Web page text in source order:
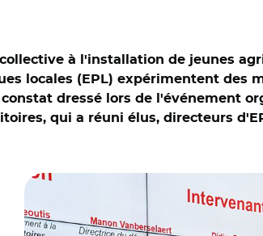
à l'installation de jeunes
locales (EPL) expérimentent des
dressé lors de l'événement
qui a réuni élus, directeurs